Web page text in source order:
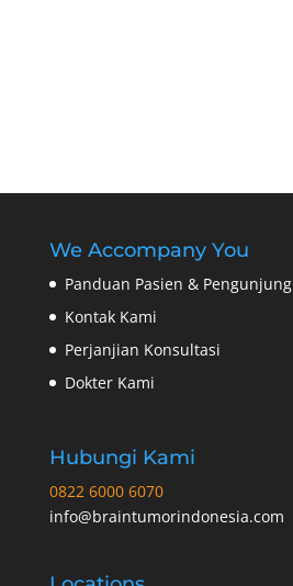
We Accompany You
Panduan Pasien & Pengunjung
Kontak Kami
Perjanjian Konsultasi
Dokter Kami
Hubungi Kami
0822 6000 6070
info@braintumorindonesia.com